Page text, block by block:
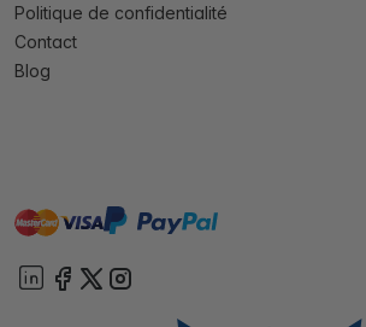
Politique de confidentialité
Contact
Blog
mastervisa paypal